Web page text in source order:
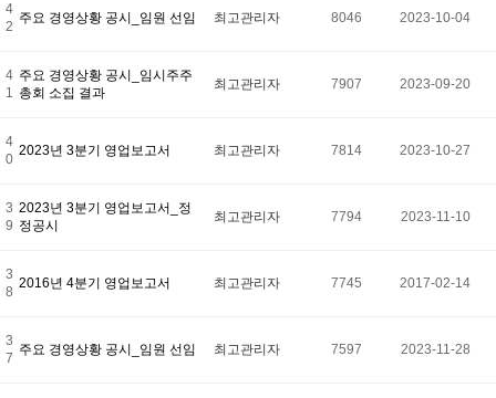
4
2
주요 경영상황 공시_임원 선임 최고관리자 8046 2023-10-04
4
1
주요 경영상황 공시_임시주주
총회 소집 결과
최고관리자 7907 2023-09-20
4
0
2023년 3분기 영업보고서 최고관리자 7814 2023-10-27
3
9
2023년 3분기 영업보고서_정
정공시
최고관리자 7794 2023-11-10
3
8
2016년 4분기 영업보고서 최고관리자 7745 2017-02-14
3
7
주요 경영상황 공시_임원 선임 최고관리자 7597 2023-11-28